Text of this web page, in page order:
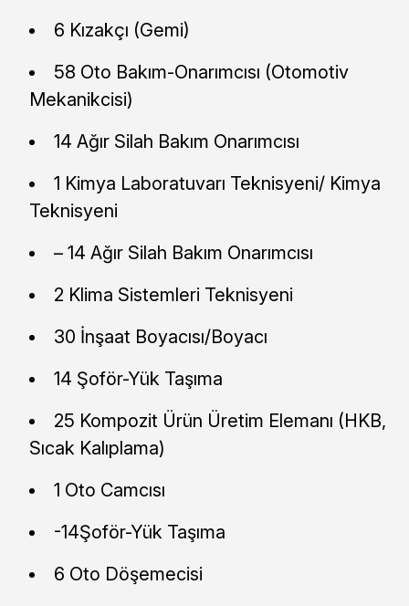
6 Kızakçı (Gemi)
58 Oto Bakım-Onarımcısı (Otomotiv
Mekanikcisi)
14 Ağır Silah Bakım Onarımcısı
1 Kimya Laboratuvarı Teknisyeni/ Kimya
Teknisyeni
– 14 Ağır Silah Bakım Onarımcısı
2 Klima Sistemleri Teknisyeni
30 İnşaat Boyacısı/Boyacı
14 Şoför-Yük Taşıma
25 Kompozit Ürün Üretim Elemanı (HKB,
Sıcak Kalıplama)
1 Oto Camcısı
-14Şoför-Yük Taşıma
6 Oto Döşemecisi